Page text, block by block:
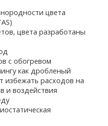
цвета
цвета разработаны
с обогревом
как дробленый
избежать расходов на
и воздействия